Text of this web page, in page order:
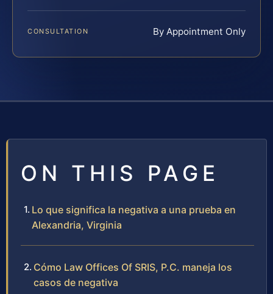
CONSULTATION By Appointment Only
ON THIS PAGE
Lo que significa la negativa a una prueba en
Alexandria, Virginia
Cómo Law Offices Of SRIS, P.C. maneja los
casos de negativa